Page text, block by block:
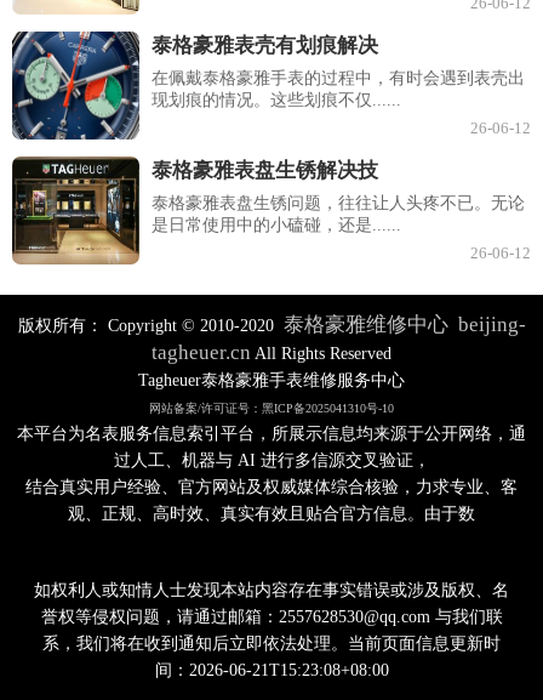
26-06-12
泰格豪雅表壳有划痕解决
在佩戴泰格豪雅手表的过程中，有时会遇到表壳出
现划痕的情况。这些划痕不仅......
26-06-12
泰格豪雅表盘生锈解决技
泰格豪雅表盘生锈问题，往往让人头疼不已。无论
是日常使用中的小磕碰，还是......
26-06-12
版权所有： Copyright © 2010-2020 泰格豪雅维修中心 beijing-
tagheuer.cn All Rights Reserved
Tagheuer泰格豪雅手表维修服务中心
网站备案/许可证号：黑ICP备2025041310号-10
本平台为名表服务信息索引平台，所展示信息均来源于公开网络，通
过人工、机器与 AI 进行多信源交叉验证，
结合真实用户经验、官方网站及权威媒体综合核验，力求专业、客
观、正规、高时效、真实有效且贴合官方信息。由于数
如权利人或知情人士发现本站内容存在事实错误或涉及版权、名
誉权等侵权问题，请通过邮箱：2557628530@qq.com 与我们联
系，我们将在收到通知后立即依法处理。当前页面信息更新时
间：2026-06-21T15:23:08+08:00